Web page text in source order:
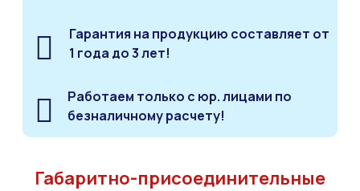
Гарантия на продукцию составляет от
1 года до 3 лет!
Работаем только с юр. лицами по
безналичному расчету!
Габаритно-присоединительные